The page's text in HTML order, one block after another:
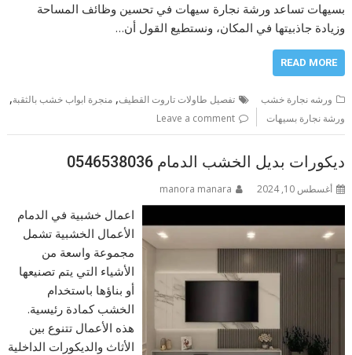
بسيهات تساعد ورشة نجارة سيهات في تحسين وظائف المساحة
وزيادة جاذبيتها في المكان، ونستطيع القول أن…
READ MORE
ورشه نجارة خشب تفصيل طاولات تاروت القطيف,منجرة ابواب خشب بالثقبة,
ورشة نجارة بسيهات Leave a comment
ديكورات بديل الخشب الدمام 0546538036
أغسطس 10, 2024 manora manara
اعمال خشبية في الدمام
الأعمال الخشبية تشمل
مجموعة واسعة من
الأشياء التي يتم تصنيعها
أو بناؤها باستخدام
الخشب كمادة رئيسية.
هذه الأعمال تتنوع بين
الأثاث والديكورات الداخلية